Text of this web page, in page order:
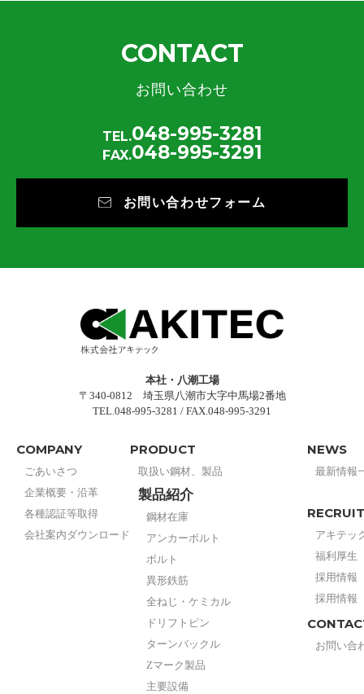
CONTACT
お問い合わせ
TEL.048-995-3281
FAX.048-995-3291
お問い合わせフォーム
本社・八潮工場
〒340-0812 埼玉県八潮市大字中馬場2番地
TEL.048-995-3281 / FAX.048-995-3291
COMPANY
ごあいさつ
企業概要・沿革
各種認証等取得
会社案内ダウンロード
PRODUCT
取扱い鋼材、製品
製品紹介
鋼材在庫
アンカーボルト
ボルト
異形鉄筋
全ねじ・ケミカル
ドリフトピン
ターンバックル
Zマーク製品
主要設備
NEWS
最新情報
RECRUIT
アキテッ
福利厚生
採用情報
採用情報
お問い合